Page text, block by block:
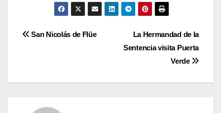
Navegación
entradas
La Hermandad de la
Sentencia visita Puerta
Verde
San Nicolás de Flüe